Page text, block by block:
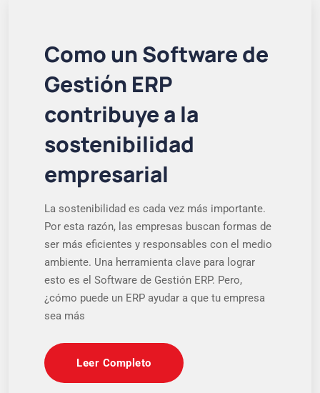
Como un Software de
Gestión ERP
contribuye a la
sostenibilidad
empresarial
La sostenibilidad es cada vez más importante.
Por esta razón, las empresas buscan formas de
ser más eficientes y responsables con el medio
ambiente. Una herramienta clave para lograr
esto es el Software de Gestión ERP. Pero,
¿cómo puede un ERP ayudar a que tu empresa
sea más
Leer Completo